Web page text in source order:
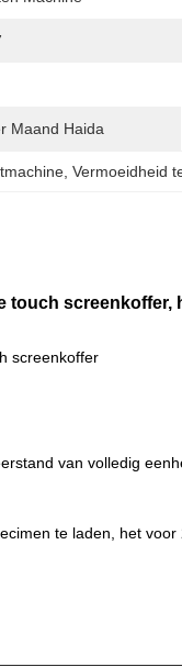
Maand Haida
, Vermoeidheid
touch
screenkoffer
van volledig
te laden, het